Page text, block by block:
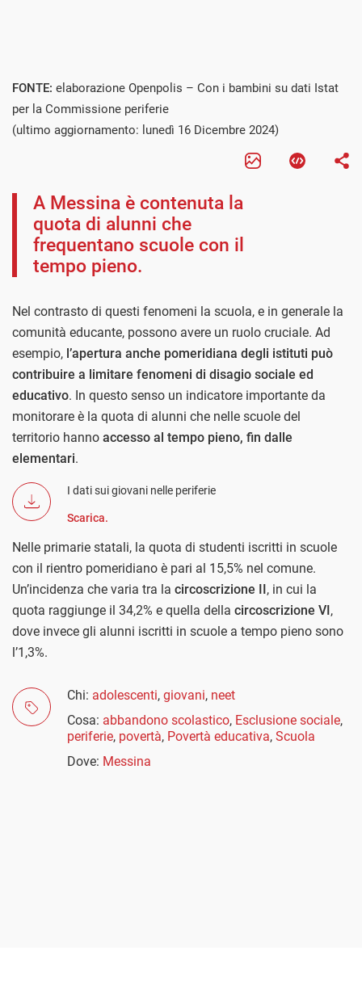
FONTE: elaborazione Openpolis – Con i bambini su dati Istat
per la Commissione periferie
(ultimo aggiornamento: lunedì 16 Dicembre 2024)
A Messina è contenuta la
quota di alunni che
frequentano scuole con il
tempo pieno.
Nel contrasto di questi fenomeni la scuola, e in generale la
comunità educante, possono avere un ruolo cruciale. Ad
esempio, l’apertura anche pomeridiana degli istituti può
contribuire a limitare fenomeni di disagio sociale ed
educativo. In questo senso un indicatore importante da
monitorare è la quota di alunni che nelle scuole del
territorio hanno accesso al tempo pieno, fin dalle
elementari.
I dati sui giovani nelle periferie
Scarica.
Nelle primarie statali, la quota di studenti iscritti in scuole
con il rientro pomeridiano è pari al 15,5% nel comune.
Un’incidenza che varia tra la circoscrizione II, in cui la
quota raggiunge il 34,2% e quella della circoscrizione VI,
dove invece gli alunni iscritti in scuole a tempo pieno sono
l’1,3%.
Chi: adolescenti, giovani, neet
Cosa: abbandono scolastico, Esclusione sociale,
periferie, povertà, Povertà educativa, Scuola
Dove: Messina